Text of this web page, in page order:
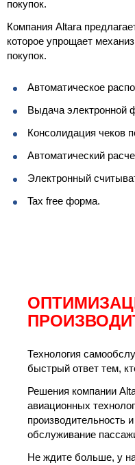
покупок.
Компания Altara
которое упрощает
покупок.
Автоматическое
Выдача электронной
Консолидация чеков
Автоматический
Электронный
Tax free форма.
Технология
быстрый ответ тем,
Решения компании
авиационных
производительность
обслуживание
Не ждите больше, у